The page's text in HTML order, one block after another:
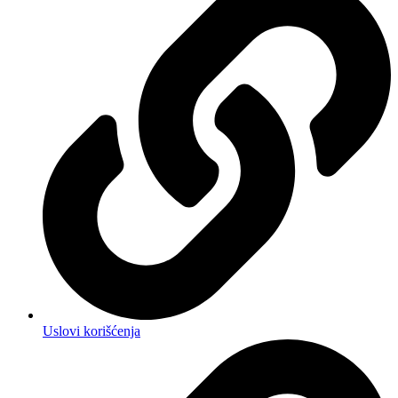
Uslovi korišćenja